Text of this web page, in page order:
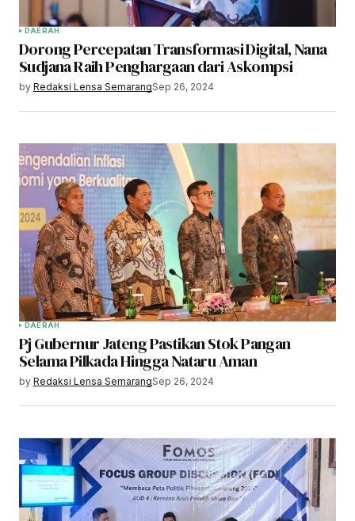
DAERAH
Dorong Percepatan Transformasi Digital, Nana
Sudjana Raih Penghargaan dari Askompsi
by Redaksi Lensa SemarangSep 26, 2024
DAERAH
Pj Gubernur Jateng Pastikan Stok Pangan
Selama Pilkada Hingga Nataru Aman
by Redaksi Lensa SemarangSep 26, 2024